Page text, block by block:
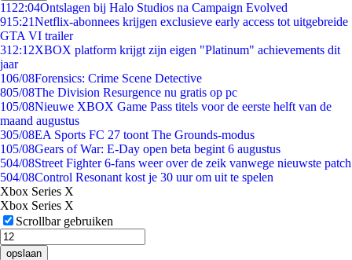
11 22:04Ontslagen bij Halo Studios na Campaign Evolved
915:21Netflix-abonnees krijgen exclusieve early access tot uitgebreide
GTA VI trailer
312:12XBOX platform krijgt zijn eigen "Platinum" achievements dit
jaar
106/08Forensics: Crime Scene Detective
805/08The Division Resurgence nu gratis op pc
105/08Nieuwe XBOX Game Pass titels voor de eerste helft van de
maand augustus
305/08EA Sports FC 27 toont The Grounds-modus
105/08Gears of War: E-Day open beta begint 6 augustus
504/08Street Fighter 6-fans weer over de zeik vanwege nieuwste patch
504/08Control Resonant kost je 30 uur om uit te spelen
Xbox Series X
Xbox Series X
Scrollbar gebruiken
opslaan